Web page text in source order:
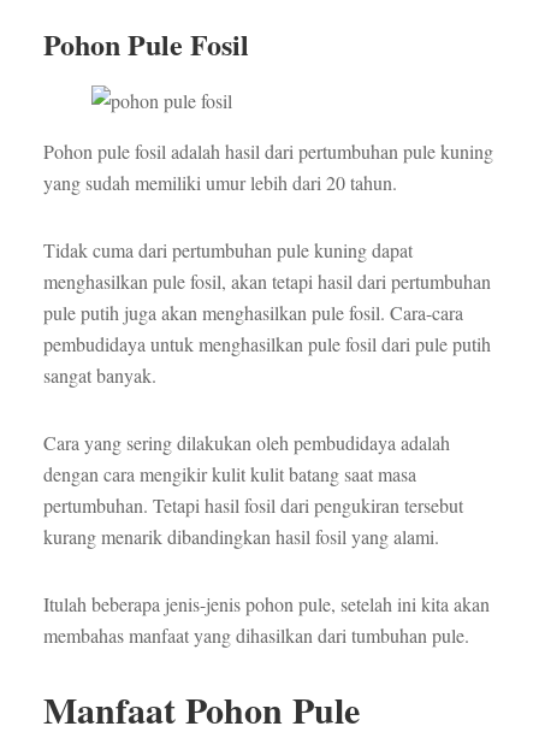
Pohon Pule Fosil
Pohon pule fosil adalah hasil dari pertumbuhan pule kuning
yang sudah memiliki umur lebih dari 20 tahun.
Tidak cuma dari pertumbuhan pule kuning dapat
menghasilkan pule fosil, akan tetapi hasil dari pertumbuhan
pule putih juga akan menghasilkan pule fosil. Cara-cara
pembudidaya untuk menghasilkan pule fosil dari pule putih
sangat banyak.
Cara yang sering dilakukan oleh pembudidaya adalah
dengan cara mengikir kulit kulit batang saat masa
pertumbuhan. Tetapi hasil fosil dari pengukiran tersebut
kurang menarik dibandingkan hasil fosil yang alami.
Itulah beberapa jenis-jenis pohon pule, setelah ini kita akan
membahas manfaat yang dihasilkan dari tumbuhan pule.
Manfaat Pohon Pule